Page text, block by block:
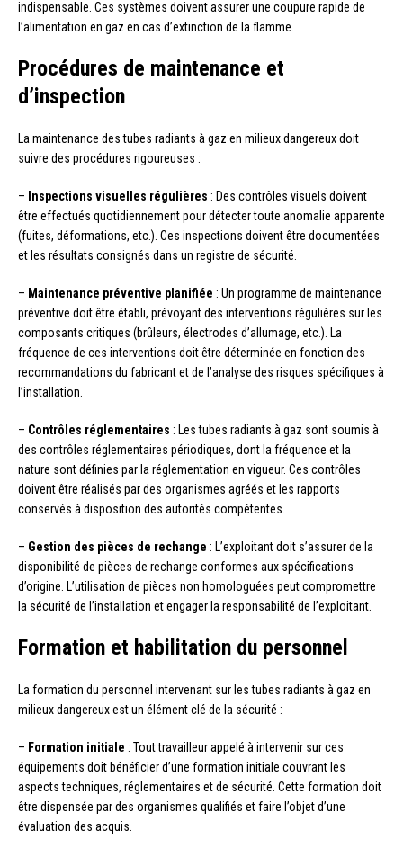
indispensable. Ces systèmes doivent assurer une coupure rapide de
l’alimentation en gaz en cas d’extinction de la flamme.
Procédures de maintenance et
d’inspection
La maintenance des tubes radiants à gaz en milieux dangereux doit
suivre des procédures rigoureuses :
– Inspections visuelles régulières : Des contrôles visuels doivent
être effectués quotidiennement pour détecter toute anomalie apparente
(fuites, déformations, etc.). Ces inspections doivent être documentées
et les résultats consignés dans un registre de sécurité.
– Maintenance préventive planifiée : Un programme de maintenance
préventive doit être établi, prévoyant des interventions régulières sur les
composants critiques (brûleurs, électrodes d’allumage, etc.). La
fréquence de ces interventions doit être déterminée en fonction des
recommandations du fabricant et de l’analyse des risques spécifiques à
l’installation.
– Contrôles réglementaires : Les tubes radiants à gaz sont soumis à
des contrôles réglementaires périodiques, dont la fréquence et la
nature sont définies par la réglementation en vigueur. Ces contrôles
doivent être réalisés par des organismes agréés et les rapports
conservés à disposition des autorités compétentes.
– Gestion des pièces de rechange : L’exploitant doit s’assurer de la
disponibilité de pièces de rechange conformes aux spécifications
d’origine. L’utilisation de pièces non homologuées peut compromettre
la sécurité de l’installation et engager la responsabilité de l’exploitant.
Formation et habilitation du personnel
La formation du personnel intervenant sur les tubes radiants à gaz en
milieux dangereux est un élément clé de la sécurité :
– Formation initiale : Tout travailleur appelé à intervenir sur ces
équipements doit bénéficier d’une formation initiale couvrant les
aspects techniques, réglementaires et de sécurité. Cette formation doit
être dispensée par des organismes qualifiés et faire l’objet d’une
évaluation des acquis.